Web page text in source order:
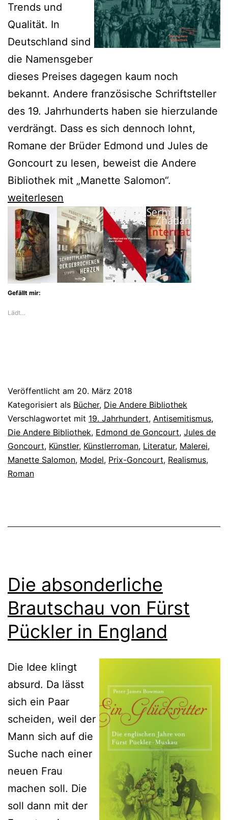
Trends und
Qualität. In
Deutschland sind
die Namensgeber
dieses Preises dagegen kaum noch
bekannt. Andere französische Schriftsteller
des 19. Jahrhunderts haben sie hierzulande
verdrängt. Dass es sich dennoch lohnt,
Romane der Brüder Edmond und Jules de
Goncourt zu lesen, beweist die Andere
Bibliothek mit „Manette Salomon“.
Manette
Salomon
ein
Künstlerroman
der
Goncourt
weiterlesen
Gefällt mir:
Lädt…
Veröffentlicht am 20. März 2018
Kategorisiert als Bücher, Die Andere Bibliothek
Verschlagwortet mit 19. Jahrhundert, Antisemitismus,
Die Andere Bibliothek, Edmond de Goncourt, Jules de
Goncourt, Künstler, Künstlerroman, Literatur, Malerei,
Manette Salomon, Model, Prix-Goncourt, Realismus,
Roman
Die absonderliche
Brautschau von Fürst
Pückler in England
Die Idee klingt
absurd. Da lässt
sich ein Paar
scheiden, weil der
Mann sich auf die
Suche nach einer
neuen Frau
machen soll. Die
soll dann mit der